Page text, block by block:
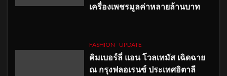
เครื่องเพชรมูลค่าหลายล้านบาท
FASHION UPDATE
คิมเบอร์ลี่ แอน โวลเทมัส เฉิดฉาย
ณ กรุงฟลอเรนซ์ ประเทศอิตาลี